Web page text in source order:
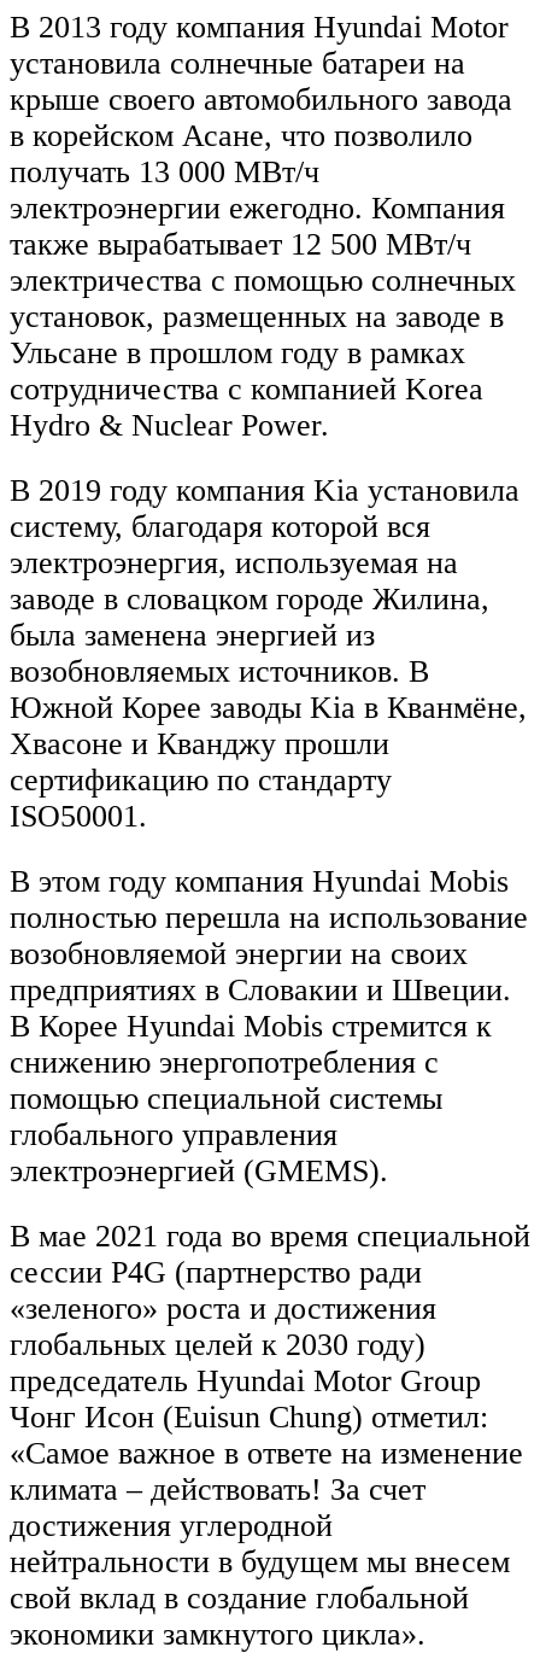
В 2013 году компания Hyundai Motor
установила солнечные батареи на
крыше своего автомобильного завода
в корейском Асане, что позволило
получать 13 000 МВт/ч
электроэнергии ежегодно. Компания
также вырабатывает 12 500 МВт/ч
электричества с помощью солнечных
установок, размещенных на заводе в
Ульсане в прошлом году в рамках
сотрудничества с компанией Korea
Hydro & Nuclear Power.
В 2019 году компания Kia установила
систему, благодаря которой вся
электроэнергия, используемая на
заводе в словацком городе Жилина,
была заменена энергией из
возобновляемых источников. В
Южной Корее заводы Kia в Кванмёне,
Хвасоне и Кванджу прошли
сертификацию по стандарту
ISO50001.
В этом году компания Hyundai Mobis
полностью перешла на использование
возобновляемой энергии на своих
предприятиях в Словакии и Швеции.
В Корее Hyundai Mobis стремится к
снижению энергопотребления с
помощью специальной системы
глобального управления
электроэнергией (GMEMS).
В мае 2021 года во время специальной
сессии P4G (партнерство ради
«зеленого» роста и достижения
глобальных целей к 2030 году)
председатель Hyundai Motor Group
Чонг Исон (Euisun Chung) отметил:
«Самое важное в ответе на изменение
климата – действовать! За счет
достижения углеродной
нейтральности в будущем мы внесем
свой вклад в создание глобальной
экономики замкнутого цикла».